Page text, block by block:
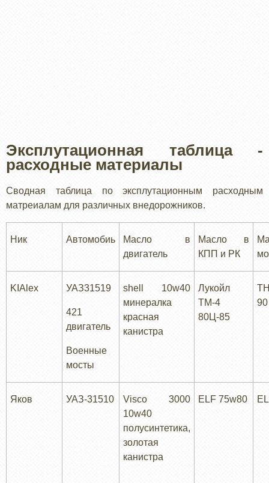
Эксплутационная таблица -
расходные материалы
Сводная таблица по эксплутационным расходным
матреиалам для различных внедорожников.
Ник Автомобиь
Масло в
двигатель
Масло в
КПП и РК
KIAlex УАЗ31519
421
двигатель
Военные
мосты
shell 10w40
минералка
красная
канистра
Лукойл
ТМ-4
80Ц-85
90
Яков УАЗ-31510
Visco 3000
10w40
полусинтетика,
золотая
канистра
ELF 75w80